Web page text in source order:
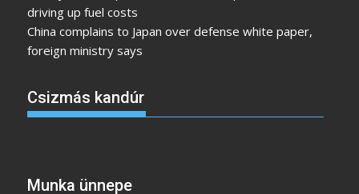
driving up fuel costs
China complains to Japan over defense white paper,
foreign ministry says
Csizmás kandúr
Munka ünnepe